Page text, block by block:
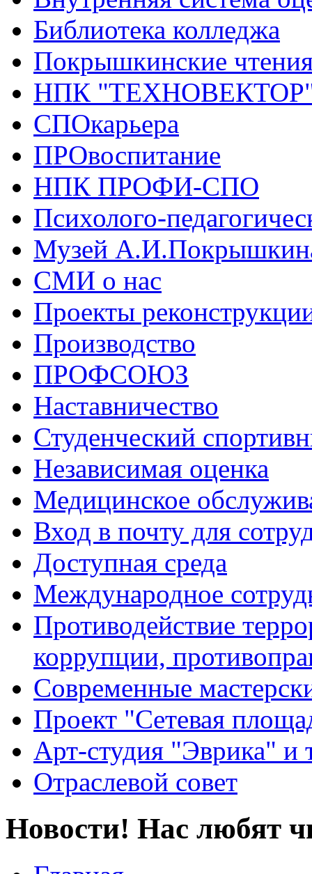
Библиотека колледжа
Покрышкинские
НПК
СПОкарьера
ПРОвоспитание
НПК ПРОФИ-СПО
Психолого-
Музей
СМИ о нас
Проекты
Производство
ПРОФСОЮЗ
Наставничество
Студенческий
Независимая оценка
Медицинское
Вход в почту для
Доступная среда
Международное
Противодействие
коррупции,
Современные
Проект "Сетевая
Арт-студия "Эврика" и
Отраслевой совет
Новости! Нас любят